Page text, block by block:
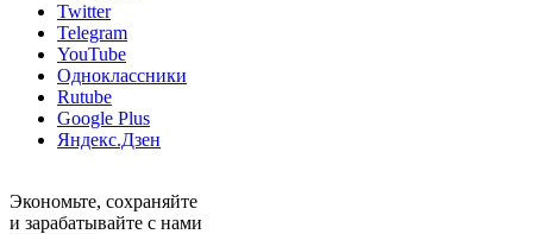
Twitter
Telegram
YouTube
Одноклассники
Rutube
Google Plus
Яндекс.Дзен
Экономьте, сохраняйте
и зарабатывайте с нами